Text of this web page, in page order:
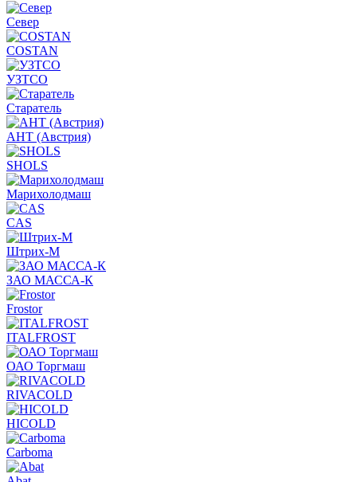
Север
COSTAN
УЗТСО
Старатель
АНТ (Австрия)
SHOLS
Марихолодмаш
CAS
Штрих-М
ЗАО МАССА-К
Frostor
ITALFROST
ОАО Торгмаш
RIVACOLD
HICOLD
Carboma